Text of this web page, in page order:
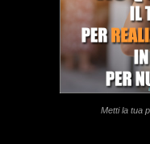
Metti la tua